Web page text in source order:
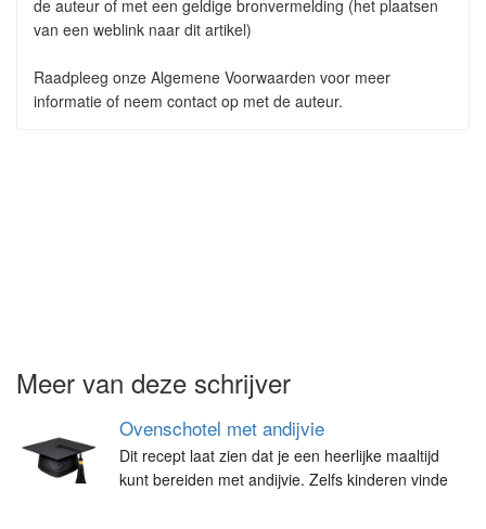
de auteur of met een geldige bronvermelding (het plaatsen
van een weblink naar dit artikel)
Raadpleeg onze Algemene Voorwaarden voor meer
informatie of neem contact op met de auteur.
Meer van deze schrijver
Ovenschotel met andijvie
Dit recept laat zien dat je een heerlijke maaltijd
kunt bereiden met andijvie. Zelfs kinderen vinde